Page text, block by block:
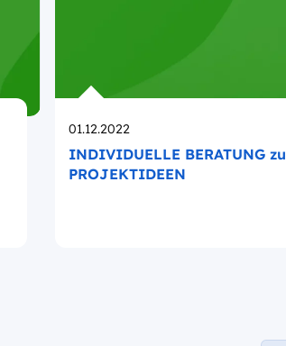
Opublikowano
01.12.2022
INDIVIDUELLE BERATUNG zu
PROJEKTIDEEN